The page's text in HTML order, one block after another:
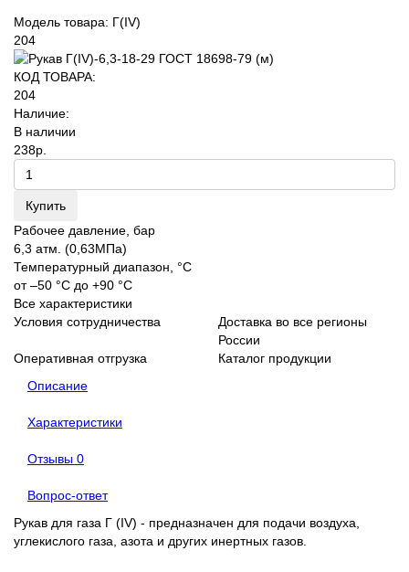
Модель товара: Г(IV)
204
КОД ТОВАРА:
204
Наличие:
В наличии
238р.
Купить
Рабочее давление, бар
6,3 атм. (0,63МПа)
Температурный диапазон, °C
от –50 °С до +90 °С
Все характеристики
Условия сотрудничества
Доставка во все регионы
России
Оперативная отгрузка
Каталог продукции
Описание
Характеристики
Отзывы 0
Вопрос-ответ
Рукав для газа Г (IV) - предназначен для подачи воздуха,
углекислого газа, азота и других инертных газов.